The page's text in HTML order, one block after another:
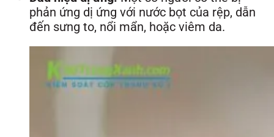
phản ứng dị ứng với nước bọt của rệp, dẫn
đến sưng to, nổi mẩn, hoặc viêm da.